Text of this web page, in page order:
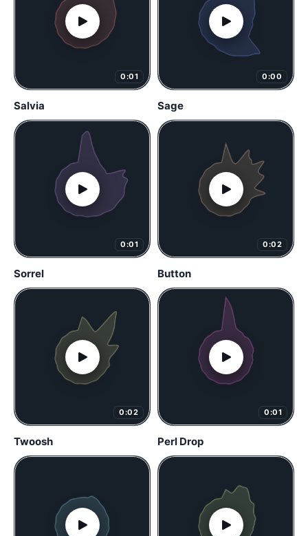
0:01
Salvia
0:00
Sage
0:01
Sorrel
0:02
Button
0:02
Twoosh
0:01
Perl Drop